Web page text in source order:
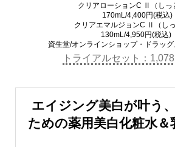
クリアローションC Ⅱ（しっ
170mL/4,400円(税込)
クリアエマルジョンC Ⅱ（しっ
130mL/4,950円(税込)
資生堂/オンラインショップ・ドラッ
トライアルセット：
エイジング美白が叶う
ための薬用美白化粧水＆